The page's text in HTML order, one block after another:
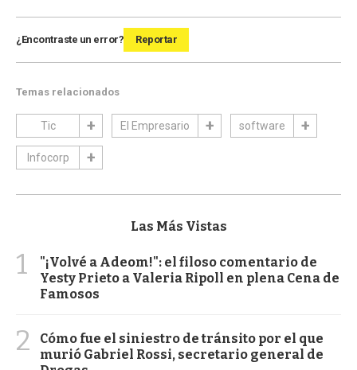
¿Encontraste un error? Reportar
Temas relacionados
Tic El Empresario software
Infocorp
Las Más Vistas
1
"¡Volvé a Adeom!": el filoso comentario de
Yesty Prieto a Valeria Ripoll en plena Cena de
Famosos
2
Cómo fue el siniestro de tránsito por el que
murió Gabriel Rossi, secretario general de